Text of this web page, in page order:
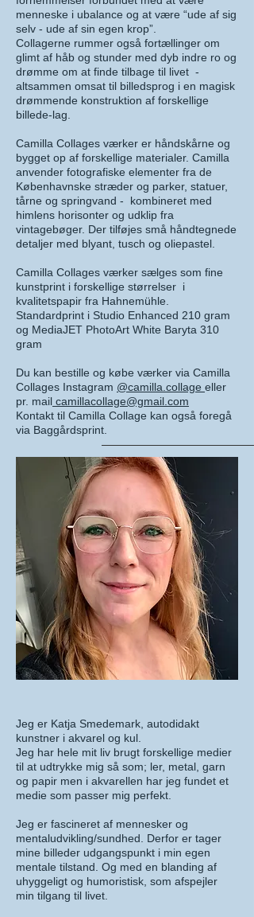
menneske i ubalance og at være “ude af sig
selv - ude af sin egen krop”.
Collagerne rummer også fortællinger om
glimt af håb og stunder med dyb indre ro og
drømme om at finde tilbage til livet -
altsammen omsat til billedsprog i en magisk
drømmende konstruktion af forskellige
billede-lag.
Camilla Collages værker er håndskårne og
bygget op af forskellige materialer. Camilla
anvender fotografiske elementer fra de
Københavnske stræder og parker, statuer,
tårne og springvand - kombineret med
himlens horisonter og udklip fra
vintagebøger. Der tilføjes små håndtegnede
detaljer med blyant, tusch og oliepastel.
Camilla Collages værker sælges som fine
kunstprint i forskellige størrelser i
kvalitetspapir fra Hahnemühle.
Standardprint i Studio Enhanced 210 gram
og MediaJET PhotoArt White Baryta 310
gram
Du kan bestille og købe værker via Camilla
Collages Instagram @camilla.collage eller
pr. mail camillacollage@gmail.com
Kontakt til Camilla Collage kan også foregå
via Baggårdsprint.
Jeg er Katja Smedemark, autodidakt
kunstner i akvarel og kul.
Jeg har hele mit liv brugt forskellige medier
til at udtrykke mig så som; ler, metal, garn
og papir men i akvarellen har jeg fundet et
medie som passer mig perfekt.
Jeg er fascineret af mennesker og
mentaludvikling/sundhed. Derfor er tager
mine billeder udgangspunkt i min egen
mentale tilstand. Og med en blanding af
uhyggeligt og humoristisk, som afspejler
min tilgang til livet.